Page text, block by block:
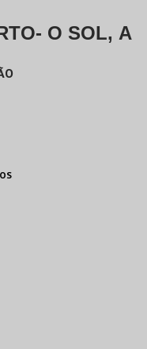
O SOL, A